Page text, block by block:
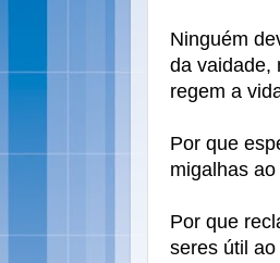
Ninguém
da vaidade,
regem a
Por que
migalhas
Por que
seres útil